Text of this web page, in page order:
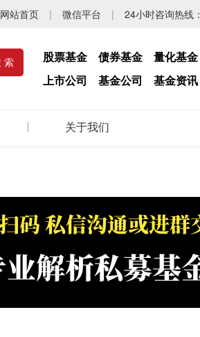
网站首页 | 微信平台 | 24小时咨询热线：
股票基金 债券基金 量化基金
上市公司
基金公司 基金资讯
关于我们